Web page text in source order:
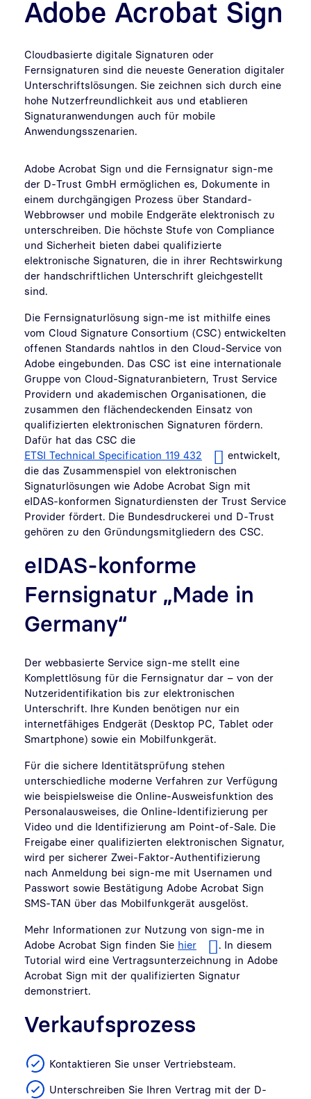
Adobe Acrobat Sign
Cloudbasierte digitale Signaturen oder
Fernsignaturen sind die neueste Generation digitaler
Unterschriftslösungen. Sie zeichnen sich durch eine
hohe Nutzerfreundlichkeit aus und etablieren
Signaturanwendungen auch für mobile
Anwendungsszenarien.
Adobe Acrobat Sign und die Fernsignatur sign-me
der D-Trust GmbH ermöglichen es, Dokumente in
einem durchgängigen Prozess über Standard-
Webbrowser und mobile Endgeräte elektronisch zu
unterschreiben. Die höchste Stufe von Compliance
und Sicherheit bieten dabei qualifizierte
elektronische Signaturen, die in ihrer Rechtswirkung
der handschriftlichen Unterschrift gleichgestellt
sind.
Die Fernsignaturlösung sign-me ist mithilfe eines
vom Cloud Signature Consortium (CSC) entwickelten
offenen Standards nahtlos in den Cloud-Service von
Adobe eingebunden. Das CSC ist eine internationale
Gruppe von Cloud-Signaturanbietern, Trust Service
Providern und akademischen Organisationen, die
zusammen den flächendeckenden Einsatz von
qualifizierten elektronischen Signaturen fördern.
Dafür hat das CSC die
ETSI Technical Specification 119 432
entwickelt,
die das Zusammenspiel von elektronischen
Signaturlösungen wie Adobe Acrobat Sign mit
eIDAS-konformen Signaturdiensten der Trust Service
Provider fördert. Die Bundesdruckerei und D-Trust
gehören zu den Gründungsmitgliedern des CSC.
eIDAS-konforme
Fernsignatur „Made in
Germany“
Der webbasierte Service sign-me stellt eine
Komplettlösung für die Fernsignatur dar – von der
Nutzeridentifikation bis zur elektronischen
Unterschrift. Ihre Kunden benötigen nur ein
internetfähiges Endgerät (Desktop PC, Tablet oder
Smartphone) sowie ein Mobilfunkgerät.
Für die sichere Identitätsprüfung stehen
unterschiedliche moderne Verfahren zur Verfügung
wie beispielsweise die Online-Ausweisfunktion des
Personalausweises, die Online-Identifizierung per
Video und die Identifizierung am Point-of-Sale. Die
Freigabe einer qualifizierten elektronischen Signatur,
wird per sicherer Zwei-Faktor-Authentifizierung
nach Anmeldung bei sign-me mit Usernamen und
Passwort sowie Bestätigung Adobe Acrobat Sign
SMS-TAN über das Mobilfunkgerät ausgelöst.
Mehr Informationen zur Nutzung von sign-me in
Adobe Acrobat Sign finden Sie hier
. In diesem
Tutorial wird eine Vertragsunterzeichnung in Adobe
Acrobat Sign mit der qualifizierten Signatur
demonstriert.
Verkaufsprozess
Kontaktieren Sie unser Vertriebsteam.
Unterschreiben Sie Ihren Vertrag mit der D-